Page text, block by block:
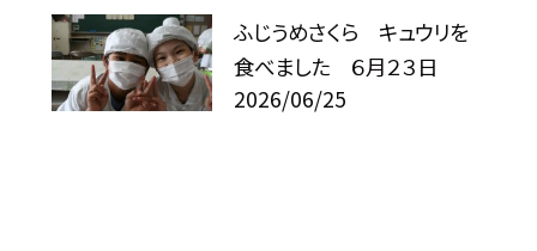
ふじうめさくら キュウリを
食べました ６月２３日
2026/06/25